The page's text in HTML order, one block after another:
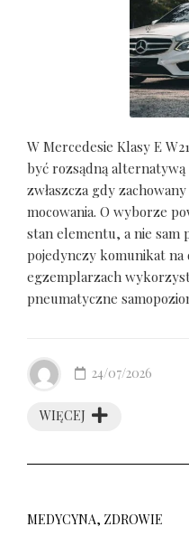
W Mercedesie Klasy E
być rozsądną
zwłaszcza gdy
mocowania. O wyborze
stan elementu, a nie sam
pojedynczy komunikat na
egzemplarzach
pneumatyczne
WIĘCEJ
24/07/2026
MEDYCYNA, ZDROWIE